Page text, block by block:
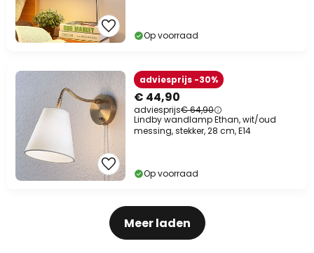
Op voorraad
€ 44,90
adviesprijs€ 64,90
adviesprijs -30%
Lindby wandlamp Ethan, wit/oud
messing, stekker, 28 cm, E14
Op voorraad
Meer laden